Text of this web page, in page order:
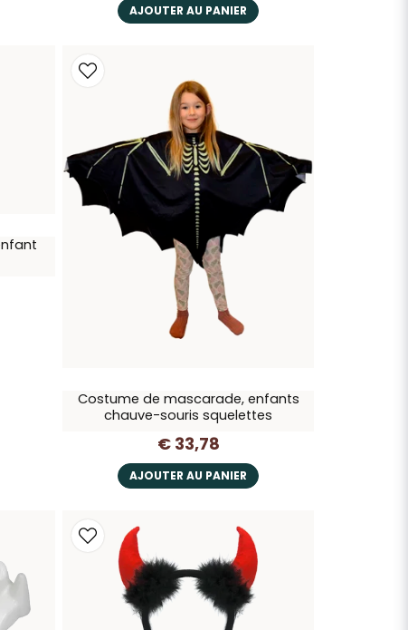
AJOUTER AU PANIER
Costume de mascarade, enfants
chauve-souris squelettes
€ 33,78
AJOUTER AU PANIER